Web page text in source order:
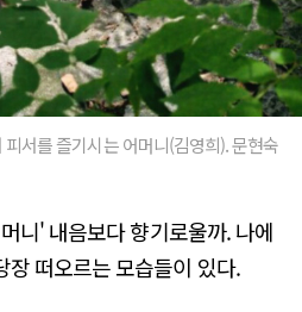
서를 즐기시는 어머니(김영희). 문현숙
니' 내음보다 향기로울까. 나에
장 떠오르는 모습들이 있다.